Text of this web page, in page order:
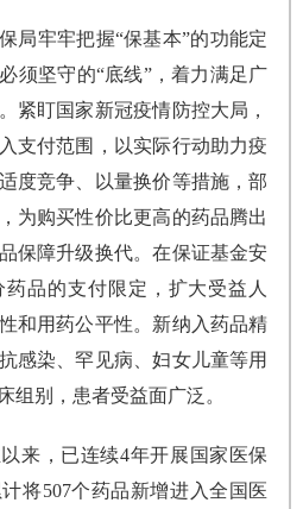
局牢牢把握“保基本”的功能定
须坚守的“底线”，着力满足广
紧盯国家新冠疫情防控大局，
支付范围，以实际行动助力疫
度竞争、以量换价等措施，部
为购买性价比更高的药品腾出
保障升级换代。在保证基金安
品的支付限定，扩大受益人
和用药公平性。新纳入药品精
感染、罕见病、妇女儿童等用
组别，患者受益面广泛。
来，已连续4年开展国家医保
将507个药品新增进入全国医